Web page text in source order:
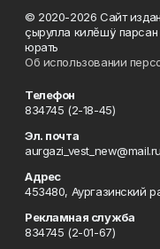
© 2020-2026 Сайт
çырулла килĕшÿ
юрать
Об использовании
Телефон
834745 (2-18-45)
Эл. почта
aurgazi_vest_new@mail.ru
Адрес
453480, Аургазинский
Рекламная служба
834745 (2-01-67)